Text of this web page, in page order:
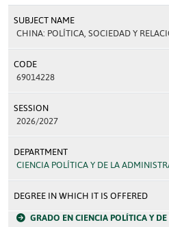
SUBJECT NAME
CHINA: POLÍTICA, SOCIEDAD Y
CODE
69014228
SESSION
2026/2027
DEPARTMENT
CIENCIA POLÍTICA Y DE LA
DEGREE IN WHICH IT IS OFFERED
GRADO EN CIENCIA POLÍTICA Y